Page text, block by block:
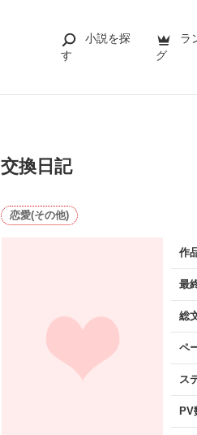
小説を探
す
ラ
グ
交換日記
恋愛(その他)
作
最
総
ペ
ス
PV